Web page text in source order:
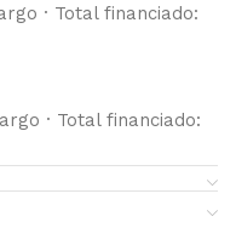
· Total financiado:
· Total financiado: